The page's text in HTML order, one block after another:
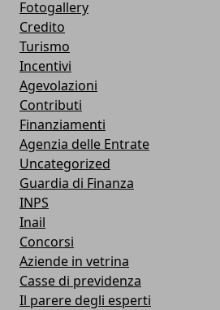
Fotogallery
Credito
Turismo
Incentivi
Agevolazioni
Contributi
Finanziamenti
Agenzia delle Entrate
Uncategorized
Guardia di Finanza
INPS
Inail
Concorsi
Aziende in vetrina
Casse di previdenza
Il parere degli esperti